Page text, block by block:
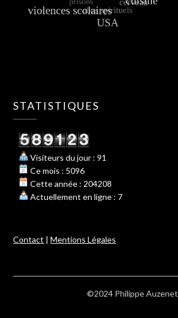
STATISTIQUES
Visiteurs du jour : 91
Ce mois : 5096
Cette année : 204208
Actuellement en ligne : 7
Contact |Mentions Légales
©2024 Philippe Auzenet